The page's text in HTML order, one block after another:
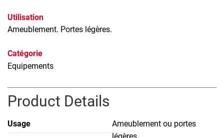
Utilisation
Ameublement. Portes légères.
Catégorie
Equipements
Product Details
Usage
Ameublement ou portes